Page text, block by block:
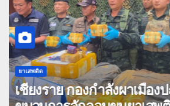
เศรษฐกิจ
เชียงใหม่ เร่งปั้น “กาแฟอิ